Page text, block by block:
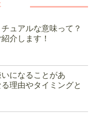
ュアルな意味って？
介します！
になることがあ
理由やタイミングと